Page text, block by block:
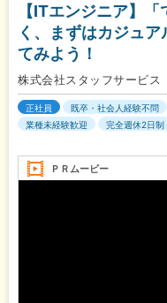
【ITエンジニア】
く、まずはカジュ
てみよう！
株式会社スタッフサービ
正社員 既卒・社会人経験不問
業種未経験歓迎
完全週休2日制
ＰＲムービー